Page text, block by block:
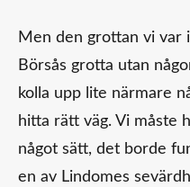
Men den grottan vi var
Börsås grotta utan
kolla upp lite närmare
hitta rätt väg. Vi måste
något sätt, det borde
en av Lindomes